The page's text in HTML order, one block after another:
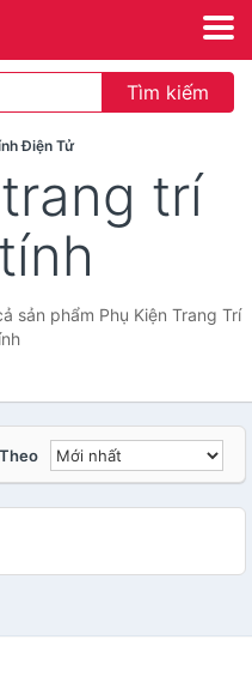
Tìm kiếm
Điện Tử
trí
sản phẩm Phụ Kiện Trang Trí